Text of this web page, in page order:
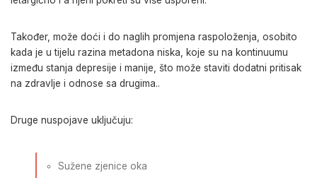
Također, može doći i do naglih promjena raspoloženja, osobito
kada je u tijelu razina metadona niska,
koje su na kontinuumu
između stanja depresije i manije, što može staviti dodatni pritisak
na zdravlje i odnose sa drugima..
Druge nuspojave uključuju:
Sužene zjenice oka